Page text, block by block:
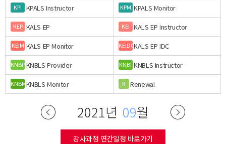
KPI KPALS Instructor KPM KPALS Monitor
KEP KALS EP KEI KALS EP Instructor
KEIM KALS EP Monitor KEIDCKALS EP IDC
KNBPKNBLS Provider KNBI KNBLS Instructor
KNBMKNBLS Monitor R Renewal
2021년 09월
강사과정 연간일정 바로가기